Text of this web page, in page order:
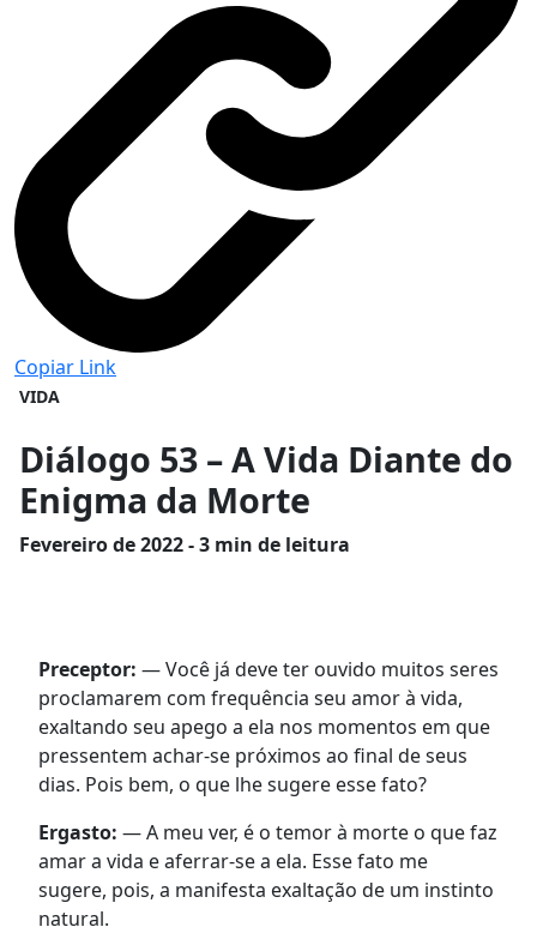
Copiar Link
VIDA
Diálogo 53 – A Vida Diante do
Enigma da Morte
Fevereirode 2022 - 3 min de leitura
Preceptor: — Você já deve ter ouvido muitos seres
proclamarem com frequência seu amor à vida,
exaltando seu apego a ela nos momentos em que
pressentem achar-se próximos ao final de seus
dias. Pois bem, o que lhe sugere esse fato?
Ergasto: — A meu ver, é o temor à morte o que faz
amar a vida e aferrar-se a ela. Esse fato me
sugere, pois, a manifesta exaltação de um instinto
natural.